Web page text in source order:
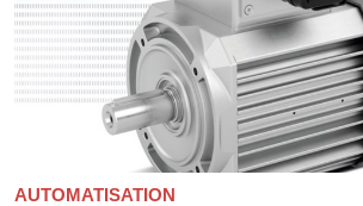
AUTOMATISATION